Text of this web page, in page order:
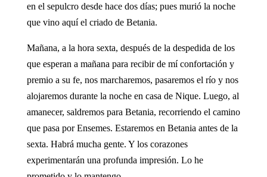
en el sepulcro desde hace dos días; pues murió la noche
que vino aquí el criado de Betania.
Mañana, a la hora sexta, después de la despedida de los
que esperan a mañana para recibir de mí confortación y
premio a su fe, nos marcharemos, pasaremos el río y nos
alojaremos durante la noche en casa de Nique. Luego, al
amanecer, saldremos para Betania, recorriendo el camino
que pasa por Ensemes. Estaremos en Betania antes de la
sexta. Habrá mucha gente. Y los corazones
experimentarán una profunda impresión. Lo he